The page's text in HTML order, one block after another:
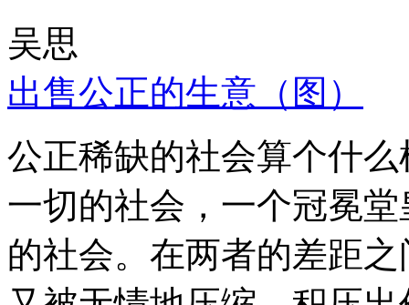
吴思
出售公正的生意（图）
公正稀缺的社会算个什
一切的社会，一个冠冕
的社会。在两者的差距